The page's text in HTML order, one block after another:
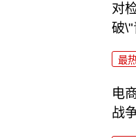
对
破\"
最
电
战